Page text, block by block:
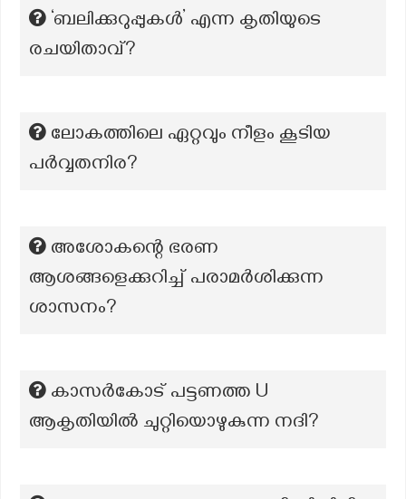
‘ബലിക്കുറുപ്പുകൾ’ എന്ന കൃതിയുടെ
രചയിതാവ്?
ലോകത്തിലെ ഏറ്റവും നീളം കൂടിയ
പർവ്വതനിര?
അശോകന്റെ ഭരണ
ആശങ്ങളെക്കുറിച്ച് പരാമർശിക്കുന്ന
ശാസനം?
കാസർകോട് പട്ടണത്ത U
ആകൃതിയിൽ ചുറ്റിയൊഴുകുന്ന നദി?